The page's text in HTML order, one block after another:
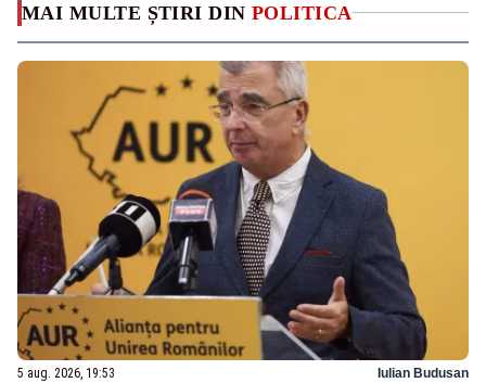
MAI MULTE ȘTIRI DIN POLITICA
5 aug. 2026, 19:53 Iulian Budusan